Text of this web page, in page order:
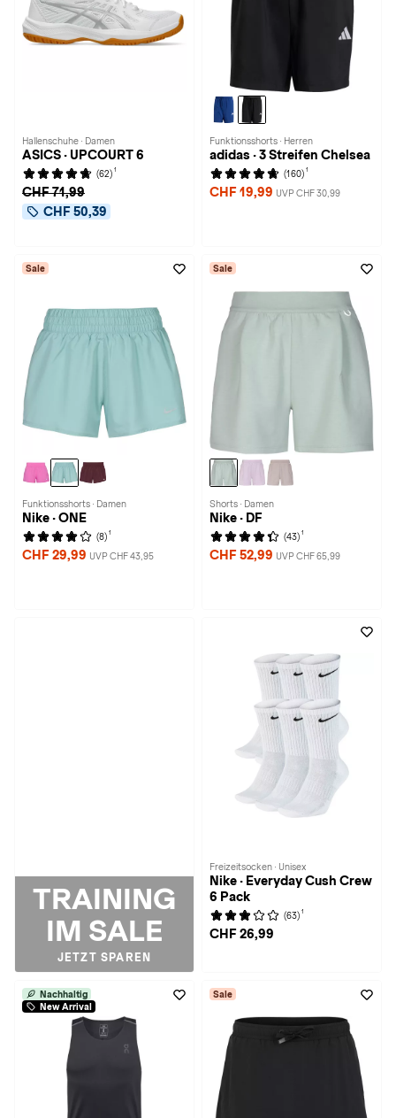
Hallenschuhe · Damen
ASICS · UPCOURT 6
(62) 1
CHF 71,99
CHF 50,39
Funktionsshorts · Herren
adidas · 3 Streifen Chelsea
(160) 1
CHF 19,99 UVP CHF 30,99
Sale
Funktionsshorts · Damen
Nike · ONE
(8) 1
CHF 29,99 UVP CHF 43,95
Sale
Shorts · Damen
Nike · DF
(43) 1
CHF 52,99 UVP CHF 65,99
TRAINING
IM SALE
JETZT SPAREN
Freizeitsocken · Unisex
Nike · Everyday Cush Crew
6 Pack
(63) 1
CHF 26,99
Nachhaltig
New Arrival
Sale